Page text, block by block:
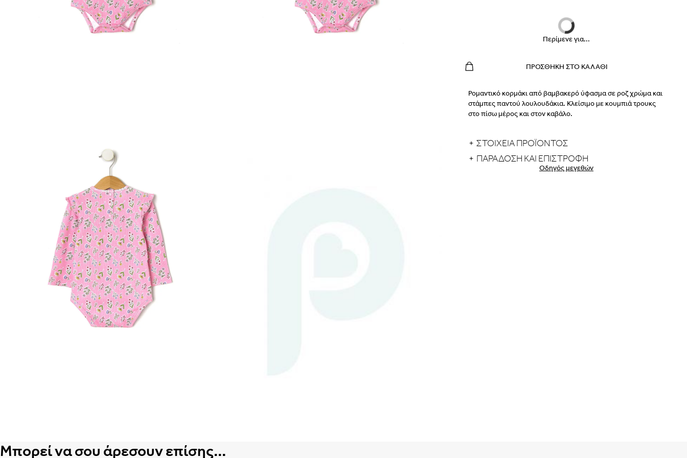
Περίμενε για...
ΠΡΟΣΘΉΚΗ ΣΤΟ ΚΑΛΆΘΙ
Ρομαντικό κορμάκι από βαμβακερό ύφασμα σε ροζ χρώμα και
στάμπες παντού λουλουδάκια. Κλείσιμο με κουμπιά τρουκς
στο πίσω μέρος και στον καβάλο.
ΣΤΟΙΧΕΙΑ ΠΡΟΪΟΝΤΟΣ
ΠΑΡΆΔΟΣΗ ΚΑΙ ΕΠΙΣΤΡΟΦΉ
Οδηγός μεγεθών
Μπορεί να σου άρεσουν επίσης...
ΑΠΟΘΉΚΕΥΣΕ